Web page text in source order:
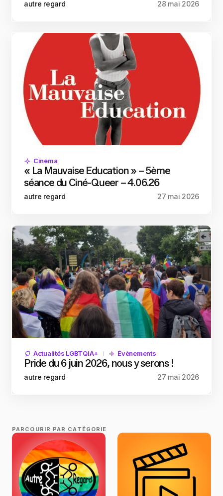
autre regard 28 mai 2026
Cinéma
« La Mauvaise Education » – 5ème
séance du Ciné-Queer – 4.06.26
autre regard 27 mai 2026
Actualités LGBTQIA+ Évènements
Pride du 6 juin 2026, nous y serons !
autre regard 27 mai 2026
PARCOURIR PAR CATÉGORIE